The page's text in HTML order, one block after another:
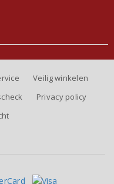
Veilig winkelen
Privacy policy